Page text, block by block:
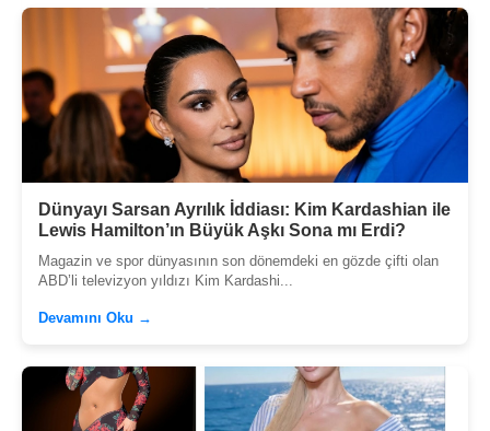
Dünyayı Sarsan Ayrılık İddiası: Kim Kardashian ile
Lewis Hamilton’ın Büyük Aşkı Sona mı Erdi?
Magazin ve spor dünyasının son dönemdeki en gözde çifti olan
ABD’li televizyon yıldızı Kim Kardashi...
Devamını Oku →